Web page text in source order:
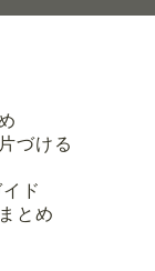
づける
ド
とめ